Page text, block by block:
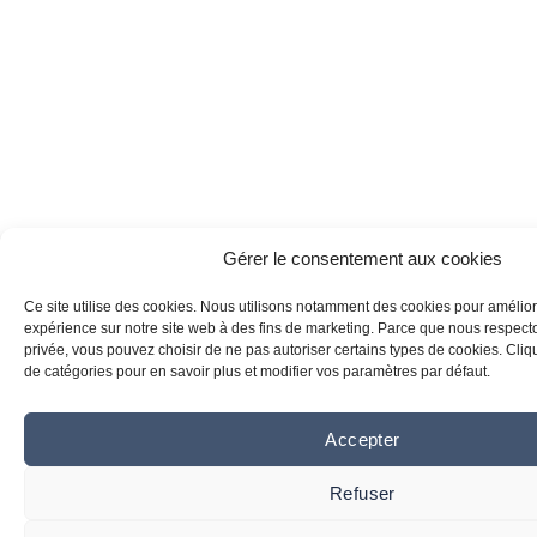
Gérer le consentement aux cookies
Ce site utilise des cookies. Nous utilisons notamment des cookies pour
expérience sur notre site web à des fins de marketing. Parce que nous
privée, vous pouvez choisir de ne pas autoriser certains types de cookies.
de catégories pour en savoir plus et modifier vos paramètres par défaut.
Accepter
Refuser